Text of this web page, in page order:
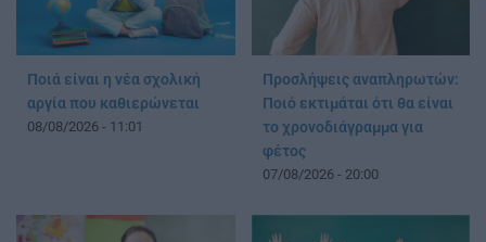
Ποιά είναι η νέα σχολική
αργία που καθιερώνεται
08/08/2026 - 11:01
Προσλήψεις αναπληρωτών:
Ποιό εκτιμάται ότι θα είναι
το χρονοδιάγραμμα για
φέτος
07/08/2026 - 20:00